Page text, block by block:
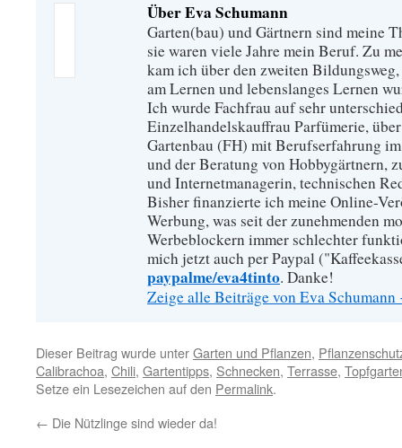
Über Eva Schumann
Garten(bau) und Gärtnern sind meine
sie waren viele Jahre mein Beruf. Zu
kam ich über den zweiten
am Lernen und lebenslanges Lernen
Ich wurde Fachfrau auf sehr
Einzelhandelskauffrau Parfümerie,
Gartenbau (FH) mit Berufserfahrung
und der Beratung von Hobbygärtnern,
und Internetmanagerin, technischen
Bisher finanzierte ich meine Online-
Werbung, was seit der zunehmenden
Werbeblockern immer schlechter
mich jetzt auch per Paypal
paypalme/eva4tinto. Danke!
Zeige alle Beiträge von Eva Schumann
Dieser Beitrag wurde unterGarten und Pflanzen,
Calibrachoa, Chili, Gartentipps, Schnecken, Terrasse,
Setze ein Lesezeichen auf den Permalink.
← Die Nützlinge sind wieder da!